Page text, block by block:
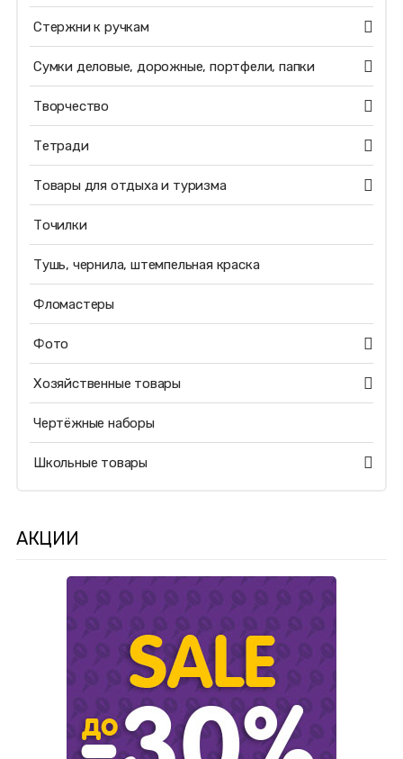
Стержни к ручкам
Сумки деловые, дорожные, портфели, папки
Творчество
Тетради
Товары для отдыха и туризма
Точилки
Тушь, чернила, штемпельная краска
Фломастеры
Фото
Хозяйственные товары
Чертёжные наборы
Школьные товары
АКЦИИ